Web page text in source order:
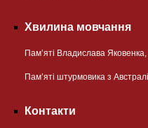
Хвилина мовчання
Пам’яті Владислава
Пам’яті штурмовика з
Контакти